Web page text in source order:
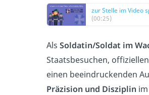
zur Stelle im Video
(00:25)
Als Soldatin/Soldat im
Staatsbesuchen,
einen beeindruckenden
Präzision und Disziplin